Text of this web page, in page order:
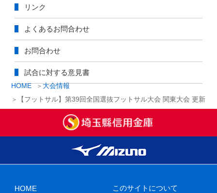
HOME
大会情報
【フットサル】第39回全国選抜フットサル大会 関東大会 更新
リンク
よくあるお問合わせ
お問合わせ
試合に対する意見書
HOME このサイトについて